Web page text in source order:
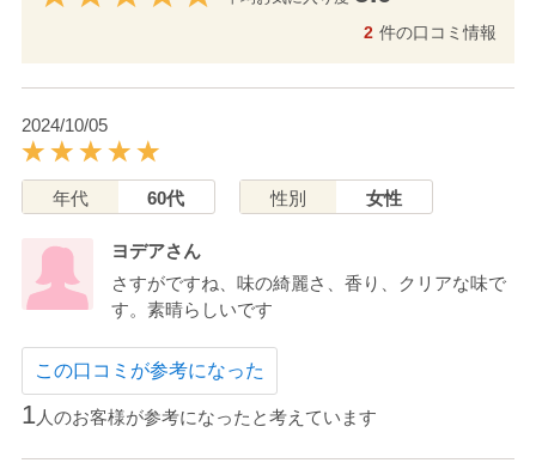
2 件の口コミ情報
2024/10/05
年代 60代 性別 女性
ヨデアさん
さすがですね、味の綺麗さ、香り、クリアな味で
す。素晴らしいです
この口コミが参考になった
1人のお客様が参考になったと考えています